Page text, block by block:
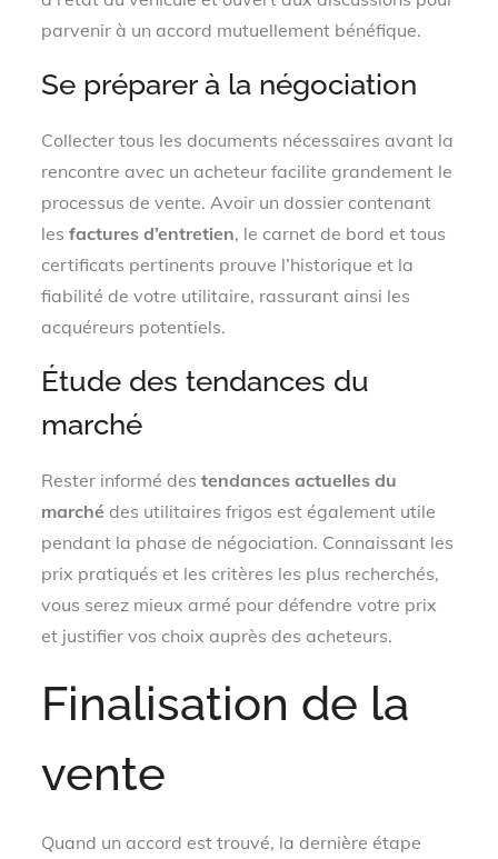
parvenir à un accord mutuellement bénéfique.
Se préparer à la négociation
Collecter tous les documents nécessaires avant la
rencontre avec un acheteur facilite grandement le
processus de vente. Avoir un dossier contenant
lesfactures d’entretien, le carnet de bord et tous
certificats pertinents prouve l’historique et la
fiabilité de votre utilitaire, rassurant ainsi les
acquéreurs potentiels.
Étude des tendances du
marché
Rester informé destendances actuelles du
marché des utilitaires frigos est également utile
pendant la phase de négociation. Connaissant les
prix pratiqués et les critères les plus recherchés,
vous serez mieux armé pour défendre votre prix
et justifier vos choix auprès des acheteurs.
Finalisation de la
vente
Quand un accord est trouvé, la dernière étape